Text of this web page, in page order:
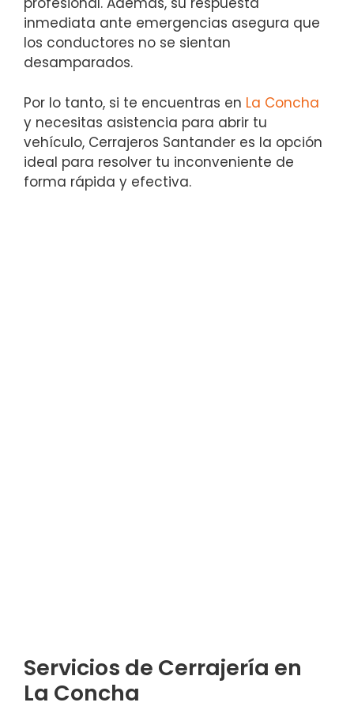
inmediata ante emergencias asegura que
los conductores no se sientan
desamparados.
Por lo tanto, si te encuentras en La Concha
y necesitas asistencia para abrir tu
vehículo, Cerrajeros Santander es la opción
ideal para resolver tu inconveniente de
forma rápida y efectiva.
Servicios de Cerrajería en
La Concha